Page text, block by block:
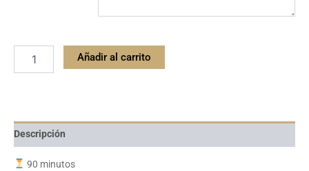
Añadir al carrito
Descripción
90 minutos